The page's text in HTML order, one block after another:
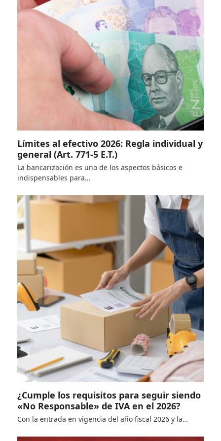
Límites al efectivo 2026: Regla individual y
general (Art. 771-5 E.T.)
La bancarización es uno de los aspectos básicos e
indispensables para…
¿Cumple los requisitos para seguir siendo
«No Responsable» de IVA en el 2026?
Con la entrada en vigencia del año fiscal 2026 y la…